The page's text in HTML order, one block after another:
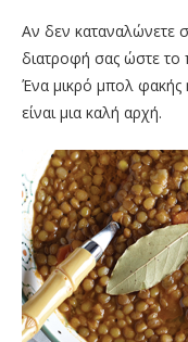
Αν δεν καταναλώνετε
διατροφή σας ώστε το
Ένα μικρό μπολ φακής
είναι μια καλή αρχή.